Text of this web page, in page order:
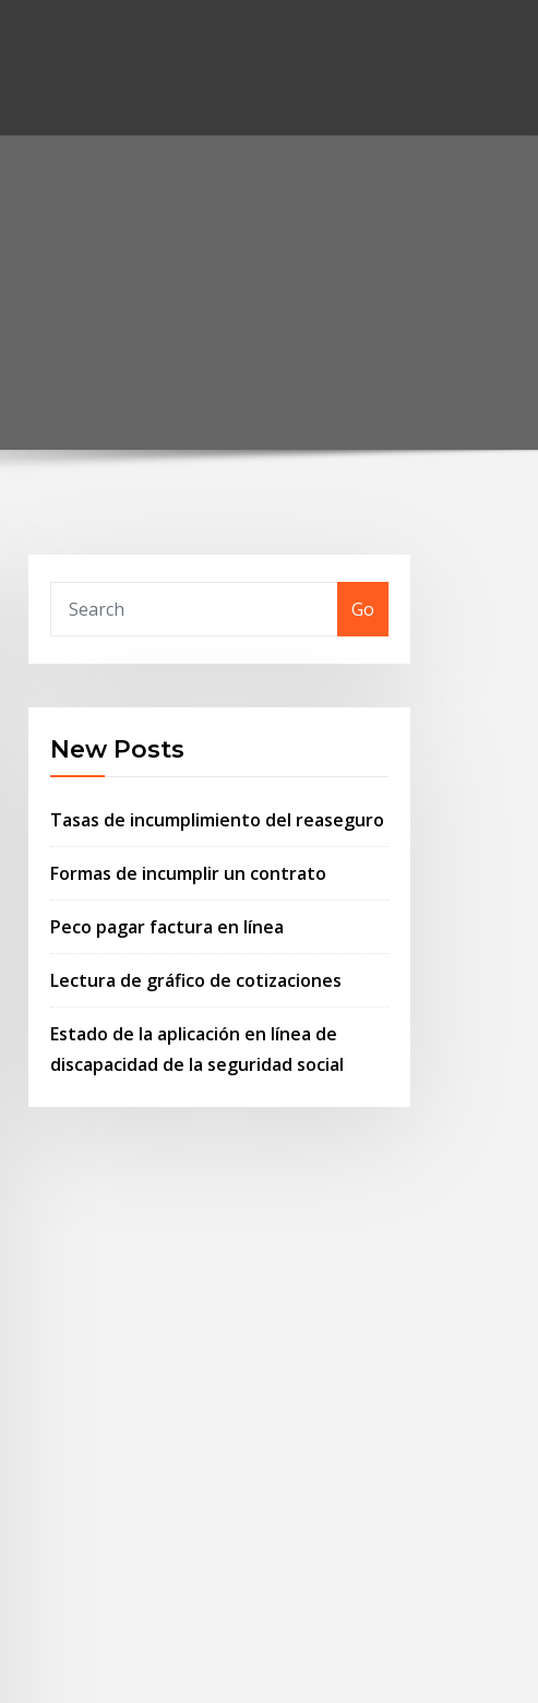
Go
New Posts
Tasas de incumplimiento del reaseguro
Formas de incumplir un contrato
Peco pagar factura en línea
Lectura de gráfico de cotizaciones
Estado de la aplicación en línea de
discapacidad de la seguridad social